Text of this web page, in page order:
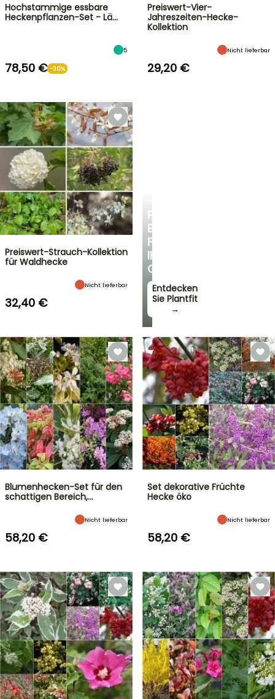
PERSÖNLICHE
BERATUNG
FÜR
IHREN
GARTEN
Entdecken
Sie Plantfit
→
Hochstammige essbare
Heckenpflanzen-Set - Lä…
5
78,50 € -30%
Preiswert-Vier-
Jahreszeiten-Hecke-
Kollektion
Nicht lieferbar
29,20 €
Preiswert-Strauch-Kollektion
für Waldhecke
Nicht lieferbar
32,40 €
Blumenhecken-Set für den
schattigen Bereich,…
Nicht lieferbar
58,20 €
Set dekorative Früchte
Hecke öko
Nicht lieferbar
58,20 €